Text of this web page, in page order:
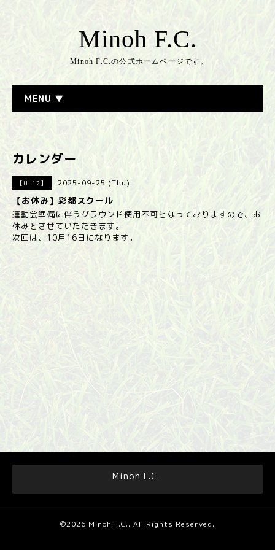
Minoh F.C.
Minoh F.C.の公式ホームページです。
MENU ▼
カレンダー
【U-12】 2025-09-25 (Thu)
【お休み】彩都スクール
運動会準備に伴うグラウンド使用不可となっておりますので、お
休みとさせていただきます。
次回は、10月16日になります。
Minoh F.C.
©2026 Minoh F.C.. All Rights Reserved.